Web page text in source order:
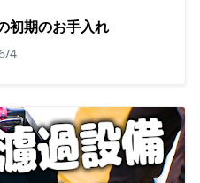
初期のお手入れ
4